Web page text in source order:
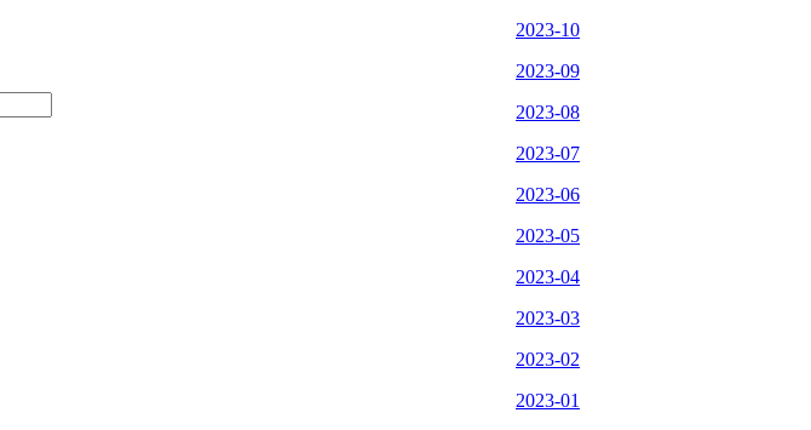
2023-10
2023-09
2023-08
2023-07
2023-06
2023-05
2023-04
2023-03
2023-02
2023-01